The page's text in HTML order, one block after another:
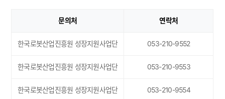
문의처 연락처
한국로봇산업진흥원 성장지원사업단 053-210-9552
한국로봇산업진흥원 성장지원사업단 053-210-9553
한국로봇산업진흥원 성장지원사업단 053-210-9554